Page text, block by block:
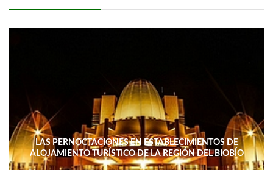
LAS PERNOCTACIONES EN ESTABLECIMIENTOS DE
ALOJAMIENTO TURÍSTICO DE LA REGIÓN DEL BIOBÍO
DISMINUYERON 15,4% INTERANUAL